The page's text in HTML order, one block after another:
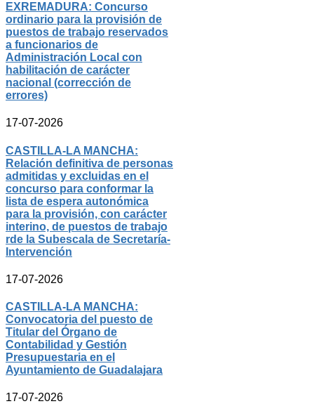
EXREMADURA: Concurso
ordinario para la provisión de
puestos de trabajo reservados
a funcionarios de
Administración Local con
habilitación de carácter
nacional (corrección de
errores)
17-07-2026
CASTILLA-LA MANCHA:
Relación definitiva de personas
admitidas y excluidas en el
concurso para conformar la
lista de espera autonómica
para la provisión, con carácter
interino, de puestos de trabajo
rde la Subescala de Secretaría-
Intervención
17-07-2026
CASTILLA-LA MANCHA:
Convocatoria del puesto de
Titular del Órgano de
Contabilidad y Gestión
Presupuestaria en el
Ayuntamiento de Guadalajara
17-07-2026